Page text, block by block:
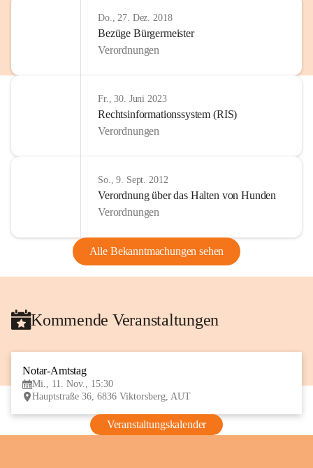
Do., 27. Dez. 2018
Bezüge Bürgermeister
Verordnungen
Fr., 30. Juni 2023
Rechtsinformationssystem (RIS)
Verordnungen
So., 9. Sept. 2012
Verordnung über das Halten von Hunden
Verordnungen
Alle Bekanntmachungen sehen
Kommende Veranstaltungen
Notar-Amtstag
Mi., 11. Nov., 15:30
Hauptstraße 36, 6836 Viktorsberg, AUT
Veranstaltungskalender